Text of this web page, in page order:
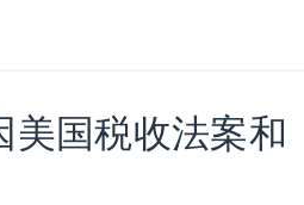
国税收法案和